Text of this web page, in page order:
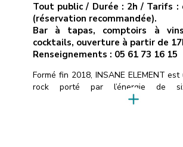
Tout public / Durée : 2h / Tarifs :
(réservation recommandée).
Bar à tapas, comptoirs à
cocktails, ouverture à partir de
Renseignements : 05 61 73 16 15
Formé fin 2018, INSANE ELEMENT
rock porté par l’énergie de
expérimentés.Puisant leurs racines